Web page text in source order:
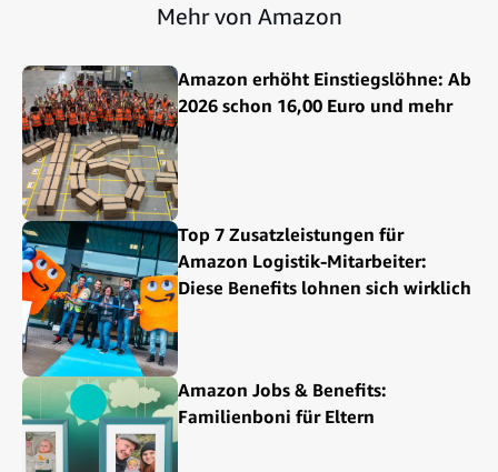
Mehr von Amazon
Amazon erhöht Einstiegslöhne: Ab
2026 schon 16,00 Euro und mehr
Top 7 Zusatzleistungen für
Amazon Logistik-Mitarbeiter:
Diese Benefits lohnen sich wirklich
Amazon Jobs & Benefits:
Familienboni für Eltern